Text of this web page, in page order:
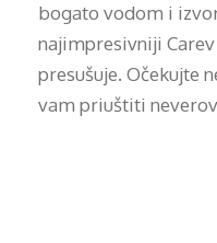
bogato vodom i
najimpresivniji
presušuje. Očekujte
vam priuštiti